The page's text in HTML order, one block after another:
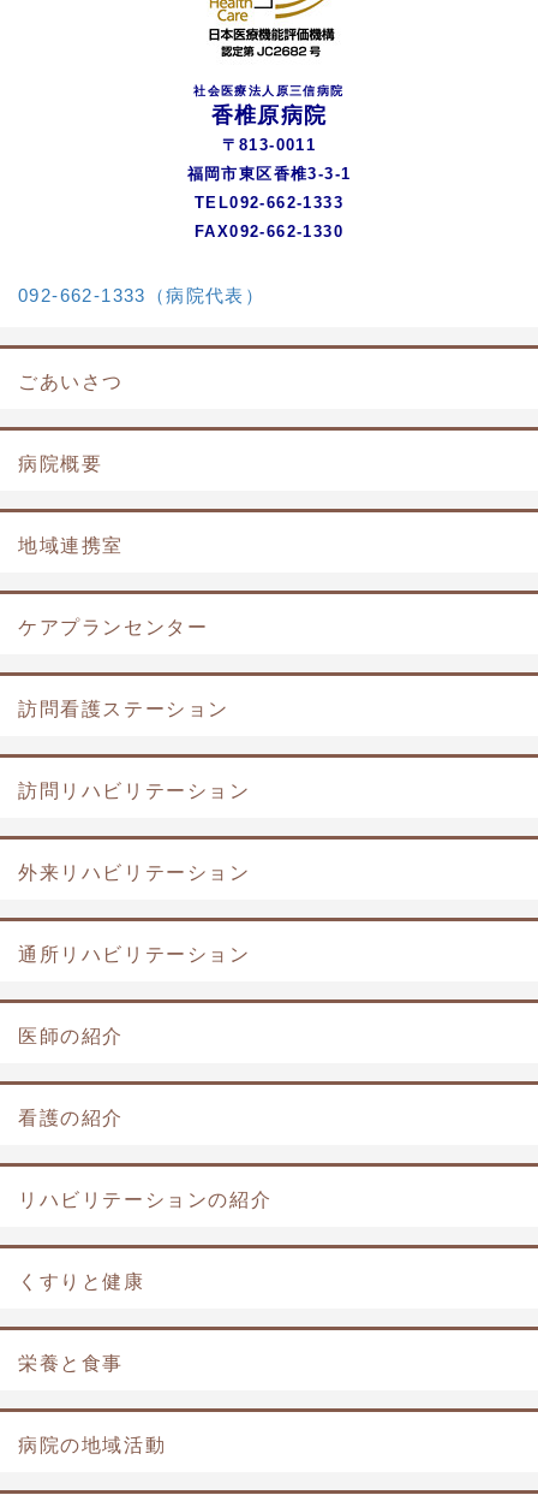
社会医療法人原三信病院
香椎原病院
〒813-0011
福岡市東区香椎3-3-1
TEL092-662-1333
FAX092-662-1330
092-662-1333（病院代表）
ごあいさつ
病院概要
地域連携室
ケアプランセンター
訪問看護ステーション
訪問リハビリテーション
外来リハビリテーション
通所リハビリテーション
医師の紹介
看護の紹介
リハビリテーションの紹介
くすりと健康
栄養と食事
病院の地域活動